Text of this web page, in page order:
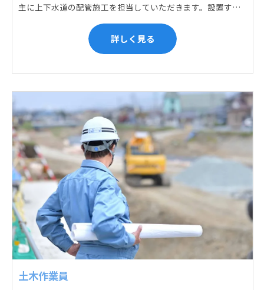
主に上下水道の配管施工を担当していただきます。設置する場所に応じて配管の形状や流れを工夫する管加工、ねじ切り、管締め、そして管据付作業になり、5人以上のチームで動くことが多いです。
詳しく見る
土木作業員